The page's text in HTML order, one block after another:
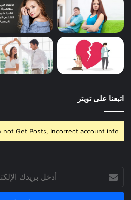
اتبعنا على تويتر
not Get Posts, Incorrect account info.
بريدك
الإلكتروني